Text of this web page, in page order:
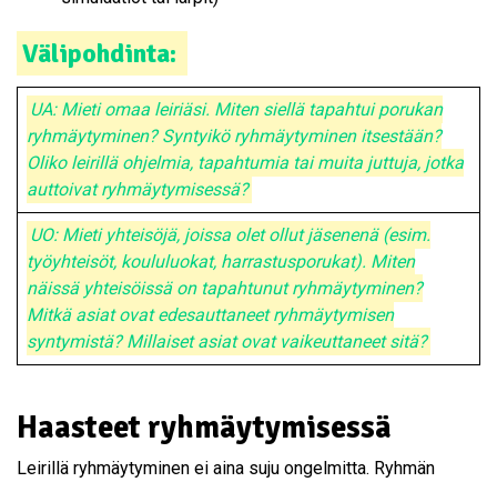
Välipohdinta:
UA: Mieti omaa leiriäsi. Miten siellä tapahtui porukan
ryhmäytyminen? Syntyikö ryhmäytyminen itsestään?
Oliko leirillä ohjelmia, tapahtumia tai muita juttuja, jotka
auttoivat ryhmäytymisessä?
UO: Mieti yhteisöjä, joissa olet ollut jäsenenä (esim.
työyhteisöt, koululuokat, harrastusporukat). Miten
näissä yhteisöissä on tapahtunut ryhmäytyminen?
Mitkä asiat ovat edesauttaneet ryhmäytymisen
syntymistä? Millaiset asiat ovat vaikeuttaneet sitä?
Haasteet ryhmäytymisessä
Leirillä ryhmäytyminen ei aina suju ongelmitta. Ryhmän